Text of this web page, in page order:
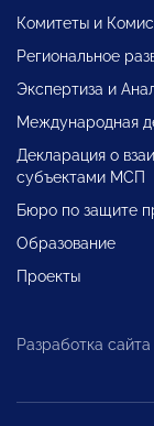
Комитеты и
Региональное
Экспертиза и
Международная
Декларация о
субъектами МСП
Бюро по защите
Образование
Проекты
Разработка